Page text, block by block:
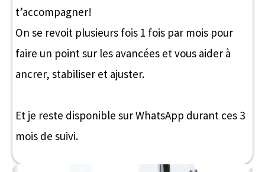
qu’elles veulent mais qui ne savent pas comment faire.
Ce n'est pas pour toi si...
tu attends d’être sauvée sans effort
tu refuses l’inconfort
tu souhaites qu’on fasse les choses à ta place
INTIMITÉ JOYEUSE